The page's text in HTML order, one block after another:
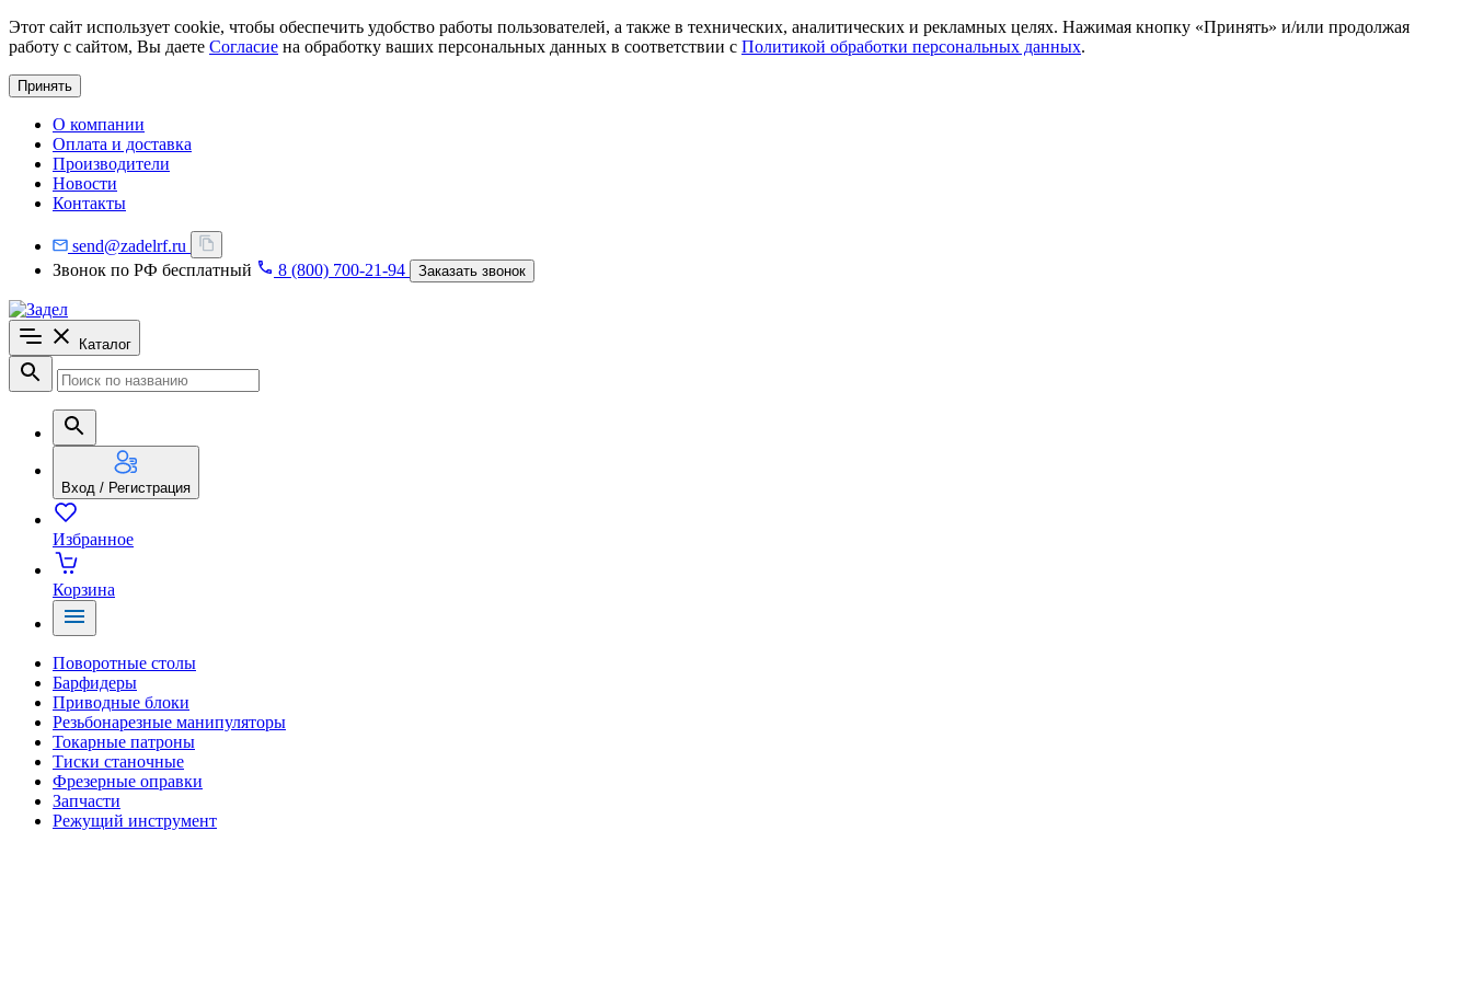
Этот сайт использует cookie, чтобы обеспечить удобство работы пользователей, а также в технических, аналитических и рекламных целях. Нажимая кнопку «Принять» и/или продолжая
работу с сайтом, Вы даете Согласие на обработку ваших персональных данных в соответствии с Политикой обработки персональных данных.
Принять
О компании
Оплата и доставка
Производители
Новости
Контакты
send@zadelrf.ru
Звонок по РФ бесплатный
8 (800) 700-21-94 Заказать звонок
Каталог
Вход / Регистрация
Избранное
Корзина
Поворотные столы
Барфидеры
Приводные блоки
Резьбонарезные манипуляторы
Токарные патроны
Тиски станочные
Фрезерные оправки
Запчасти
Режущий инструмент